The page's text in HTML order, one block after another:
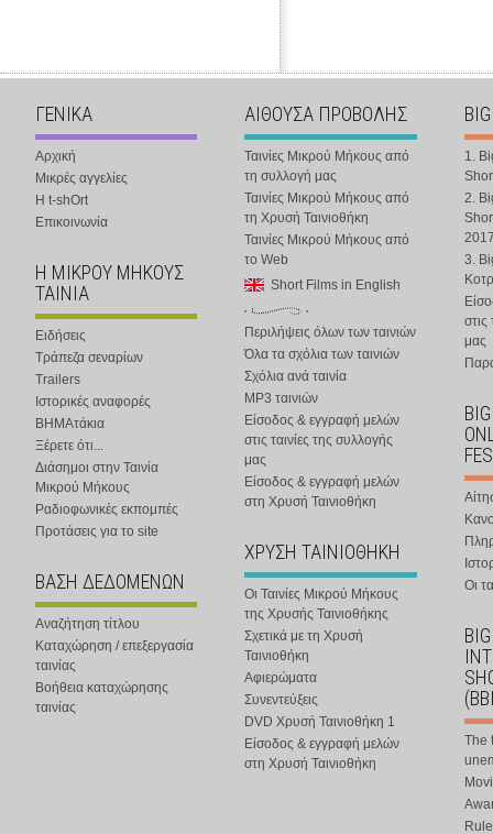
ΓΕΝΙΚΑ
Αρχική
Μικρές αγγελίες
Η t-shOrt
Επικοινωνία
Η ΜΙΚΡΟΥ ΜΗΚΟΥΣ
ΤΑΙΝΙΑ
Ειδήσεις
Τράπεζα σεναρίων
Trailers
Ιστορικές αναφορές
ΒΗΜΑτάκια
Ξέρετε ότι...
Διάσημοι στην Ταινία
Μικρού Μήκους
Ραδιοφωνικές εκπομπές
Προτάσεις για το site
ΒΑΣΗ ΔΕΔΟΜΕΝΩΝ
Αναζήτηση τίτλου
Καταχώρηση / επεξεργασία
ταινίας
Βοήθεια καταχώρησης
ταινίας
ΑΙΘΟΥΣΑ ΠΡΟΒΟΛΗΣ
Ταινίες Μικρού Μήκους από
τη συλλογή μας
Ταινίες Μικρού Μήκους από
τη Χρυσή Ταινιοθήκη
Ταινίες Μικρού Μήκους από
το Web
Short Films in English
Περιλήψεις όλων των ταινιών
Όλα τα σχόλια των ταινιών
Σχόλια ανά ταινία
MP3 ταινιών
Είσοδος & εγγραφή μελών
στις ταινίες της συλλογής
μας
Είσοδος & εγγραφή μελών
στη Χρυσή Ταινιοθήκη
ΧΡΥΣΗ ΤΑΙΝΙΟΘΗΚΗ
Οι Ταινίες Μικρού Μήκους
της Χρυσής Ταινιοθήκης
Σχετικά με τη Χρυσή
Ταινιοθήκη
Αφιερώματα
Συνεντεύξεις
DVD Χρυσή Ταινιοθήκη 1
Είσοδος & εγγραφή μελών
στη Χρυσή Ταινιοθήκη
1.
2.
3.
στις
μας
Οι
The